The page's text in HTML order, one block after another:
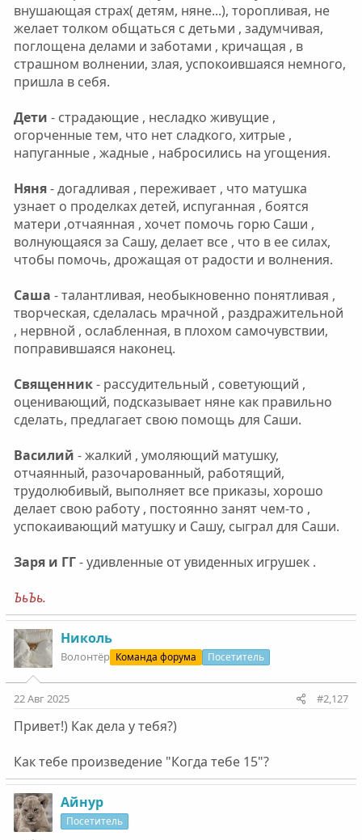
внушающая страх( детям, няне...), торопливая, не
желает толком общаться с детьми , задумчивая,
поглощена делами и заботами , кричащая , в
страшном волнении, злая, успокоившаяся немного,
пришла в себя.
Дети - страдающие , несладко живущие ,
огорченные тем, что нет сладкого, хитрые ,
напуганные , жадные , набросились на угощения.
Няня- догадливая , переживает , что матушка
узнает о проделках детей, испуганная , боятся
матери ,отчаянная , хочет помочь горю Саши ,
волнующаяся за Сашу, делает все , что в ее силах,
чтобы помочь, дрожащая от радости и волнения.
Саша - талантливая, необыкновенно понятливая ,
творческая, сделалась мрачной , раздражительной
, нервной , ослабленная, в плохом самочувствии,
поправившаяся наконец.
Священник- рассудительный , советующий ,
оценивающий, подсказывает няне как правильно
сделать, предлагает свою помощь для Саши.
Василий - жалкий , умоляющий матушку,
отчаянный, разочарованный, работящий,
трудолюбивый, выполняет все приказы, хорошо
делает свою работу , постоянно занят чем-то ,
успокаивающий матушку и Сашу, сыграл для Саши.
Заря и ГГ- удивленные от увиденных игрушек .
ЪьЪь.
Николь
Волонтëр Команда форума Посетитель
22 Авг 2025 #2,127
Привет!) Как дела у тебя?)
Как тебе произведение "Когда тебе 15"?
Айнур
Посетитель